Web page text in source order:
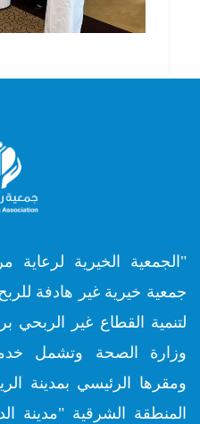
"الجمعية الخيرية لرعاية
جمعية خيرية غير هادفة
وزارة الصحة وتشمل
ومقرها الرئيسي بمدينة
المنطقة الشرقية "مدينة